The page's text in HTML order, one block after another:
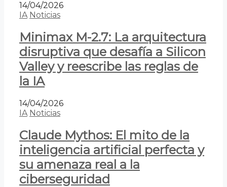
14/04/2026
IA Noticias
Minimax M-2.7: La arquitectura
disruptiva que desafía a Silicon
Valley y reescribe las reglas de
la IA
14/04/2026
IA Noticias
Claude Mythos: El mito de la
inteligencia artificial perfecta y
su amenaza real a la
ciberseguridad